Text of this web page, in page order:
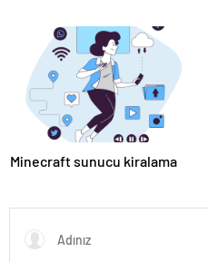
Minecraft sunucu kiralama